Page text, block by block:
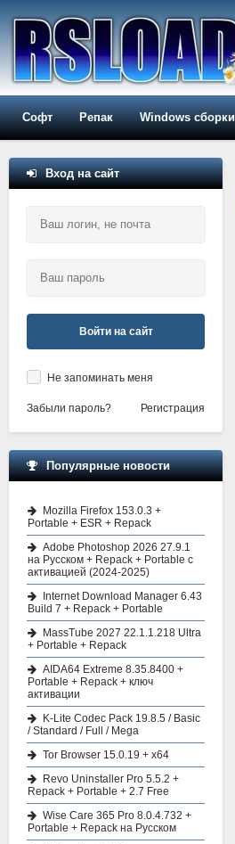
Софт Репак Windows сборки
Вход на сайт
Войти на сайт
Не запоминать меня
Забыли пароль? Регистрация
Популярные новости
Mozilla Firefox 153.0.3 +
Portable + ESR + Repack
Adobe Photoshop 2026 27.9.1
на Русском + Repack + Portable с
активацией (2024-2025)
Internet Download Manager 6.43
Build 7 + Repack + Portable
MassTube 2027 22.1.1.218 Ultra
+ Portable + Repack
AIDA64 Extreme 8.35.8400 +
Portable + Repack + ключ
активации
K-Lite Codec Pack 19.8.5 / Basic
/ Standard / Full / Mega
Tor Browser 15.0.19 + x64
Revo Uninstaller Pro 5.5.2 +
Repack + Portable + 2.7 Free
Wise Care 365 Pro 8.0.4.732 +
Portable + Repack на Русском